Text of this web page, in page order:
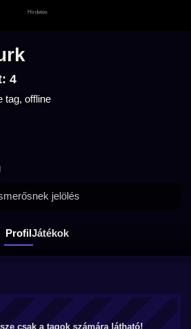
4
tag, offline
ProfilJátékok
jelölés
csak a tagok számára látható!